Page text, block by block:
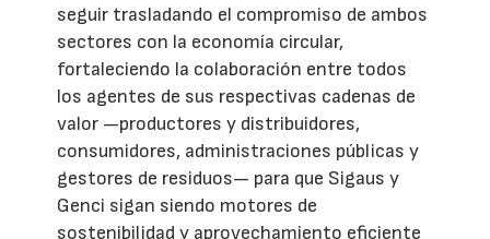
seguir trasladando el compromiso de ambos
sectores con la economía circular,
fortaleciendo la colaboración entre todos
los agentes de sus respectivas cadenas de
valor —productores y distribuidores,
consumidores, administraciones públicas y
gestores de residuos— para que Sigaus y
Genci sigan siendo motores de
sostenibilidad y aprovechamiento eficiente